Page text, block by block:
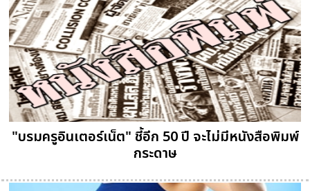
"บรมครูอินเตอร์เน็ต" ชี้อีก 50 ปี จะไม่มีหนังสือพิมพ์
กระดาษ